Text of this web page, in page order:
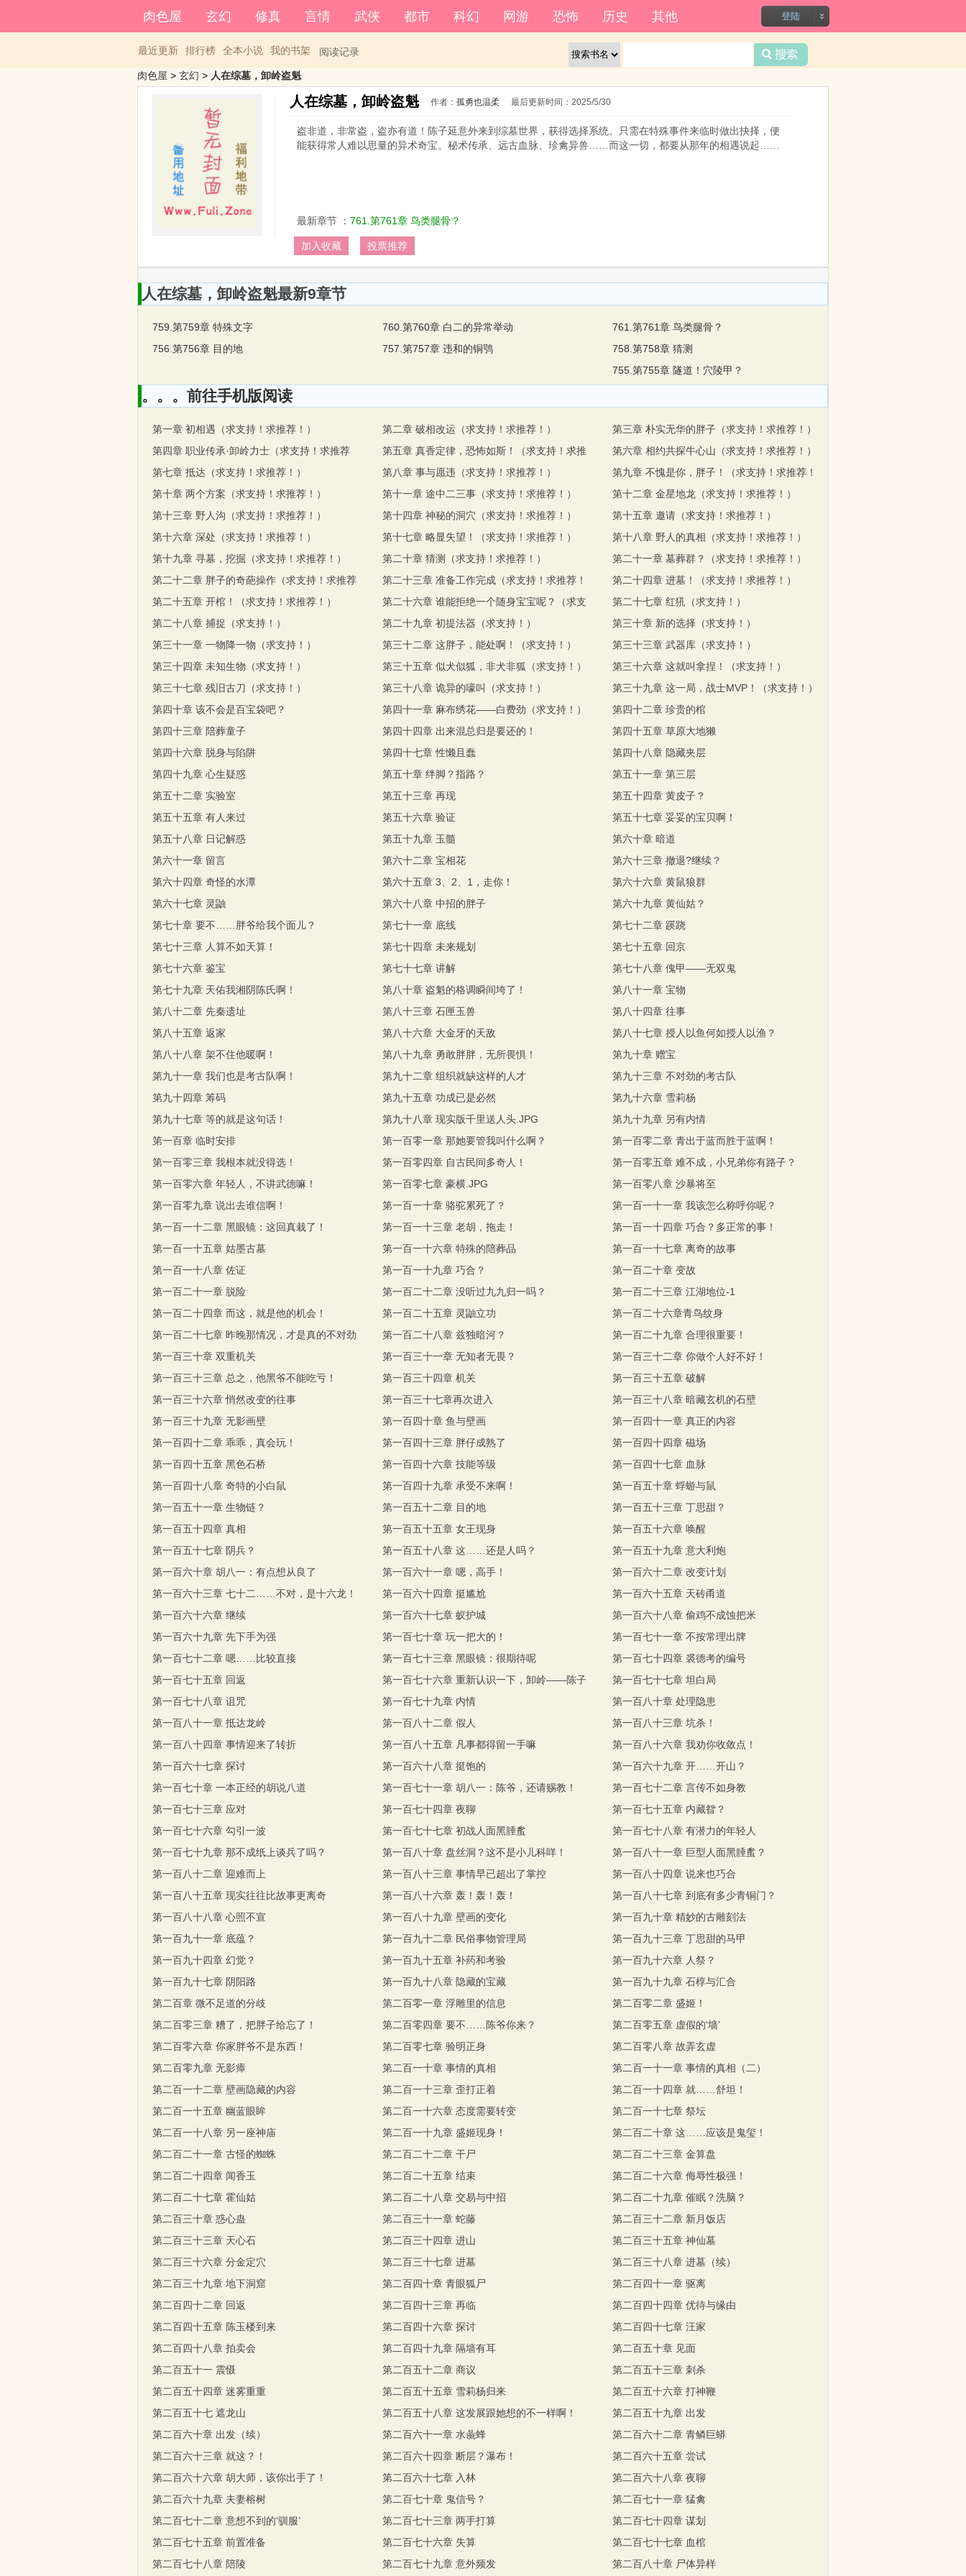
登陆
肉色屋 玄幻 修真 言情 武侠 都市 科幻 网游 恐怖 历史 其他
自动登录?
还没有账号？立即注册
最近更新
排行榜 全本小说 我的书架 阅读记录
肉色屋 > 玄幻 > 人在综墓，卸岭盗魁
人在综墓，卸岭盗魁 作者： 孤勇也温柔 最后更新时间： 2025/5/30
盗非道，非常盗，盗亦有道！陈子延意外来到综墓世界，获得选择系统。只需在特殊事件来临时做出抉择，便
能获得常人难以思量的异术奇宝。秘术传承、远古血脉、珍禽异兽……而这一切，都要从那年的相遇说起……
最新章节 ： 761.第761章 鸟类腿骨？
加入收藏 投票推荐
人在综墓，卸岭盗魁最新9章节
761.第761章 鸟类腿骨？
760.第760章 白二的异常举动
759.第759章 特殊文字
758.第758章 猜测
757.第757章 违和的铜鸮
756.第756章 目的地
755.第755章 隧道！穴陵甲？
。。。前往手机版阅读
第三章 朴实无华的胖子（求支持！求推荐！）
第二章 破相改运（求支持！求推荐！）
第一章 初相遇（求支持！求推荐！）
第六章 相约共探牛心山（求支持！求推荐！）
第五章 真香定律，恐怖如斯！（求支持！求推
第四章 职业传承·卸岭力士（求支持！求推荐
第九章 不愧是你，胖子！（求支持！求推荐！
第八章 事与愿违（求支持！求推荐！）
第七章 抵达（求支持！求推荐！）
第十二章 金星地龙（求支持！求推荐！）
第十一章 途中二三事（求支持！求推荐！）
第十章 两个方案（求支持！求推荐！）
第十五章 邀请（求支持！求推荐！）
第十四章 神秘的洞穴（求支持！求推荐！）
第十三章 野人沟（求支持！求推荐！）
第十八章 野人的真相（求支持！求推荐！）
第十七章 略显失望！（求支持！求推荐！）
第十六章 深处（求支持！求推荐！）
第二十一章 墓葬群？（求支持！求推荐！）
第二十章 猜测（求支持！求推荐！）
第十九章 寻墓，挖掘（求支持！求推荐！）
第二十四章 进墓！（求支持！求推荐！）
第二十三章 准备工作完成（求支持！求推荐！
第二十二章 胖子的奇葩操作（求支持！求推荐
第二十七章 红犼（求支持！）
第二十六章 谁能拒绝一个随身宝宝呢？（求支
第二十五章 开棺！（求支持！求推荐！）
第三十章 新的选择（求支持！）
第二十九章 初提法器（求支持！）
第二十八章 捕捉（求支持！）
第三十三章 武器库（求支持！）
第三十二章 这胖子，能处啊！（求支持！）
第三十一章 一物降一物（求支持！）
第三十六章 这就叫拿捏！（求支持！）
第三十五章 似犬似狐，非犬非狐（求支持！）
第三十四章 未知生物（求支持！）
第三十九章 这一局，战士MVP！（求支持！）
第三十八章 诡异的嚎叫（求支持！）
第三十七章 残旧古刀（求支持！）
第四十二章 珍贵的棺
第四十一章 麻布绣花——白费劲（求支持！）
第四十章 该不会是百宝袋吧？
第四十五章 草原大地獭
第四十四章 出来混总归是要还的！
第四十三章 陪葬童子
第四十八章 隐藏夹层
第四十七章 性懒且蠢
第四十六章 脱身与陷阱
第五十一章 第三层
第五十章 绊脚？指路？
第四十九章 心生疑惑
第五十四章 黄皮子？
第五十三章 再现
第五十二章 实验室
第五十七章 妥妥的宝贝啊！
第五十六章 验证
第五十五章 有人来过
第六十章 暗道
第五十九章 玉髓
第五十八章 日记解惑
第六十三章 撤退?继续？
第六十二章 宝相花
第六十一章 留言
第六十六章 黄鼠狼群
第六十五章 3、2、1，走你！
第六十四章 奇怪的水潭
第六十九章 黄仙姑？
第六十八章 中招的胖子
第六十七章 灵鼬
第七十二章 蹊跷
第七十一章 底线
第七十章 要不……胖爷给我个面儿？
第七十五章 回京
第七十四章 未来规划
第七十三章 人算不如天算！
第七十八章 傀甲——无双鬼
第七十七章 讲解
第七十六章 鉴宝
第八十一章 宝物
第八十章 盗魁的格调瞬间垮了！
第七十九章 天佑我湘阴陈氏啊！
第八十四章 往事
第八十三章 石匣玉兽
第八十二章 先秦遗址
第八十七章 授人以鱼何如授人以渔？
第八十六章 大金牙的天敌
第八十五章 返家
第九十章 赠宝
第八十九章 勇敢胖胖，无所畏惧！
第八十八章 架不住他暖啊！
第九十三章 不对劲的考古队
第九十二章 组织就缺这样的人才
第九十一章 我们也是考古队啊！
第九十六章 雪莉杨
第九十五章 功成已是必然
第九十四章 筹码
第九十九章 另有内情
第九十八章 现实版千里送人头.JPG
第九十七章 等的就是这句话！
第一百零二章 青出于蓝而胜于蓝啊！
第一百零一章 那她要管我叫什么啊？
第一百章 临时安排
第一百零五章 难不成，小兄弟你有路子？
第一百零四章 自古民间多奇人！
第一百零三章 我根本就没得选！
第一百零八章 沙暴将至
第一百零七章 豪横.JPG
第一百零六章 年轻人，不讲武德嘛！
第一百一十一章 我该怎么称呼你呢？
第一百一十章 骆驼累死了？
第一百零九章 说出去谁信啊！
第一百一十四章 巧合？多正常的事！
第一百一十三章 老胡，拖走！
第一百一十二章 黑眼镜：这回真栽了！
第一百一十七章 离奇的故事
第一百一十六章 特殊的陪葬品
第一百一十五章 姑墨古墓
第一百二十章 变故
第一百一十九章 巧合？
第一百一十八章 佐证
第一百二十三章 江湖地位-1
第一百二十二章 没听过九九归一吗？
第一百二十一章 脱险
第一百二十六章青鸟纹身
第一百二十五章 灵鼬立功
第一百二十四章 而这，就是他的机会！
第一百二十九章 合理很重要！
第一百二十八章 兹独暗河？
第一百二十七章 昨晚那情况，才是真的不对劲
第一百三十二章 你做个人好不好！
第一百三十一章 无知者无畏？
第一百三十章 双重机关
第一百三十五章 破解
第一百三十四章 机关
第一百三十三章 总之，他黑爷不能吃亏！
第一百三十八章 暗藏玄机的石壁
第一百三十七章再次进入
第一百三十六章 悄然改变的往事
第一百四十一章 真正的内容
第一百四十章 鱼与壁画
第一百三十九章 无影画壁
第一百四十四章 磁场
第一百四十三章 胖仔成熟了
第一百四十二章 乖乖，真会玩！
第一百四十七章 血脉
第一百四十六章 技能等级
第一百四十五章 黑色石桥
第一百五十章 蜉蝣与鼠
第一百四十九章 承受不来啊！
第一百四十八章 奇特的小白鼠
第一百五十三章 丁思甜？
第一百五十二章 目的地
第一百五十一章 生物链？
第一百五十六章 唤醒
第一百五十五章 女王现身
第一百五十四章 真相
第一百五十九章 意大利炮
第一百五十八章 这……还是人吗？
第一百五十七章 阴兵？
第一百六十二章 改变计划
第一百六十一章 嗯，高手！
第一百六十章 胡八一：有点想从良了
第一百六十五章 天砖甬道
第一百六十四章 挺尴尬
第一百六十三章 七十二……不对，是十六龙！
第一百六十八章 偷鸡不成蚀把米
第一百六十七章 蚁护城
第一百六十六章 继续
第一百七十一章 不按常理出牌
第一百七十章 玩一把大的！
第一百六十九章 先下手为强
第一百七十四章 裘德考的编号
第一百七十三章 黑眼镜：很期待呢
第一百七十二章 嗯……比较直接
第一百七十七章 坦白局
第一百七十六章 重新认识一下，卸岭——陈子
第一百七十五章 回返
第一百八十章 处理隐患
第一百七十九章 内情
第一百七十八章 诅咒
第一百八十三章 坑杀！
第一百八十二章 假人
第一百八十一章 抵达龙岭
第一百八十六章 我劝你收敛点！
第一百八十五章 凡事都得留一手嘛
第一百八十四章 事情迎来了转折
第一百六十九章 开……开山？
第一百六十八章 挺饱的
第一百六十七章 探讨
第一百七十二章 言传不如身教
第一百七十一章 胡八一：陈爷，还请赐教！
第一百七十章 一本正经的胡说八道
第一百七十五章 内藏眢？
第一百七十四章 夜聊
第一百七十三章 应对
第一百七十八章 有潜力的年轻人
第一百七十七章 初战人面黑腄蚃
第一百七十六章 勾引一波
第一百八十一章 巨型人面黑腄蚃？
第一百八十章 盘丝洞？这不是小儿科咩！
第一百七十九章 那不成纸上谈兵了吗？
第一百八十四章 说来也巧合
第一百八十三章 事情早已超出了掌控
第一百八十二章 迎难而上
第一百八十七章 到底有多少青铜门？
第一百八十六章 轰！轰！轰！
第一百八十五章 现实往往比故事更离奇
第一百九十章 精妙的古雕刻法
第一百八十九章 壁画的变化
第一百八十八章 心照不宣
第一百九十三章 丁思甜的马甲
第一百九十二章 民俗事物管理局
第一百九十一章 底蕴？
第一百九十六章 人祭？
第一百九十五章 补药和考验
第一百九十四章 幻觉？
第一百九十九章 石椁与汇合
第一百九十八章 隐藏的宝藏
第一百九十七章 阴阳路
第二百零二章 盛姬！
第二百零一章 浮雕里的信息
第二百章 微不足道的分歧
第二百零五章 虚假的‘墙’
第二百零四章 要不……陈爷你来？
第二百零三章 糟了，把胖子给忘了！
第二百零八章 故弄玄虚
第二百零七章 验明正身
第二百零六章 你家胖爷不是东西！
第二百一十一章 事情的真相（二）
第二百一十章 事情的真相
第二百零九章 无影瘴
第二百一十四章 就……舒坦！
第二百一十三章 歪打正着
第二百一十二章 壁画隐藏的内容
第二百一十七章 祭坛
第二百一十六章 态度需要转变
第二百一十五章 幽蓝眼眸
第二百二十章 这……应该是鬼玺！
第二百一十九章 盛姬现身！
第二百一十八章 另一座神庙
第二百二十三章 金算盘
第二百二十二章 干尸
第二百二十一章 古怪的蜘蛛
第二百二十六章 侮辱性极强！
第二百二十五章 结束
第二百二十四章 闻香玉
第二百二十九章 催眠？洗脑？
第二百二十八章 交易与中招
第二百二十七章 霍仙姑
第二百三十二章 新月饭店
第二百三十一章 蛇藤
第二百三十章 惑心蛊
第二百三十五章 神仙墓
第二百三十四章 进山
第二百三十三章 天心石
第二百三十八章 进墓（续）
第二百三十七章 进墓
第二百三十六章 分金定穴
第二百四十一章 驱离
第二百四十章 青眼狐尸
第二百三十九章 地下洞窟
第二百四十四章 优待与缘由
第二百四十三章 再临
第二百四十二章 回返
第二百四十七章 汪家
第二百四十六章 探讨
第二百四十五章 陈玉楼到来
第二百五十章 见面
第二百四十九章 隔墙有耳
第二百四十八章 拍卖会
第二百五十三章 刺杀
第二百五十二章 商议
第二百五十一 震慑
第二百五十六章 打神鞭
第二百五十五章 雪莉杨归来
第二百五十四章 迷雾重重
第二百五十九章 出发
第二百五十八章 这发展跟她想的不一样啊！
第二百五十七 遮龙山
第二百六十二章 青鳞巨蟒
第二百六十一章 水彘蜂
第二百六十章 出发（续）
第二百六十五章 尝试
第二百六十四章 断层？瀑布！
第二百六十三章 就这？！
第二百六十八章 夜聊
第二百六十七章 入林
第二百六十六章 胡大师，该你出手了！
第二百七十一章 猛禽
第二百七十章 鬼信号？
第二百六十九章 夫妻榕树
第二百七十四章 谋划
第二百七十三章 两手打算
第二百七十二章 意想不到的‘驯服’
第二百七十七章 血棺
第二百七十六章 失算
第二百七十五章 前置准备
第二百八十章 尸体异样
第二百七十九章 意外频发
第二百七十八章 陪陵